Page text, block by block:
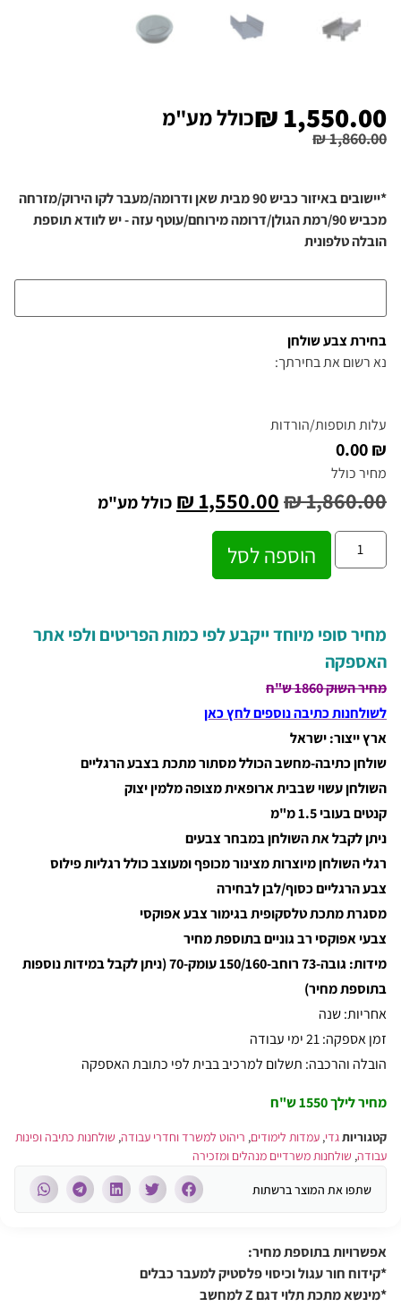
₪1,860.00
₪ 1,550.00 כולל מע"מ
*יישובים באיזור כביש 90 מבית שאן ודרומה/מעבר לקו הירוק/מזרחה
מכביש 90/רמת הגולן/דרומה מירוחם/עוטף עזה - יש לוודא תוספת
הובלה טלפונית
בחירת צבע שולחן
נא רשום את בחירתך:
עלות תוספות/הורדות
₪ 0.00
מחיר כולל
₪1,860.00
₪ 1,550.00 כולל מע"מ
הוספה לסל
מחיר סופי מיוחד ייקבע לפי כמות הפריטים ולפי אתר
האספקה
מחיר השוק 1860 ש"ח
לשולחנות כתיבה נוספים לחץ כאן
ארץ ייצור: ישראל
שולחן כתיבה-מחשב הכולל מסתור מתכת בצבע הרגליים
השולחן עשוי שבבית ארופאית מצופה מלמין יצוק
קנטים בעובי 1.5 מ"מ
ניתן לקבל את השולחן במבחר צבעים
רגלי השולחן מיוצרות מצינור מכופף ומעוצב כולל רגליות פילוס
צבע הרגליים כסוף/לבן לבחירה
מסגרת מתכת טלסקופית בגימור צבע אפוקסי
צבעי אפוקסי רב גוניים בתוספת מחיר
מידות: גובה-73 רוחב-150/160 עומק-70 (ניתן לקבל במידות נוספות
בתוספת מחיר)
אחריות: שנה
זמן אספקה: 21 ימי עבודה
הובלה והרכבה: תשלום למרכיב בבית לפי כתובת האספקה
מחיר לילך 1550 ש"ח
קטגוריותגדי, עמדות לימודים, ריהוט למשרד וחדרי עבודה, שולחנות כתיבה ופינות
עבודה, שולחנות משרדיים מנהלים ומזכירה
שתפו את המוצר ברשתות
אפשרויות בתוספת מחיר:
*קידוח חור עגול וכיסוי פלסטיק למעבר כבלים
*מינשא מתכת תלוי דגם Z למחשב